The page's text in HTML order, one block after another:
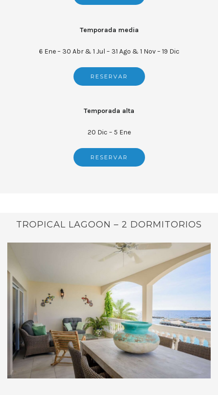
Temporada media
6 Ene – 30 Abr & 1 Jul – 31 Ago & 1 Nov – 19 Dic
RESERVAR
Temporada alta
20 Dic – 5 Ene
RESERVAR
TROPICAL LAGOON – 2 DORMITORIOS